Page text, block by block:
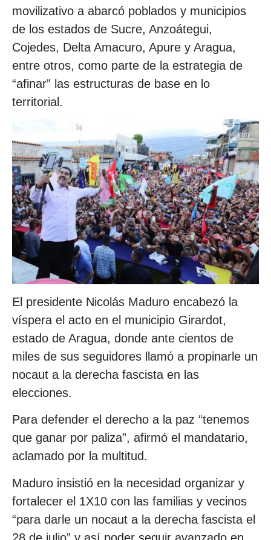
movilizativo a abarcó poblados y municipios
de los estados de Sucre, Anzoátegui,
Cojedes, Delta Amacuro, Apure y Aragua,
entre otros, como parte de la estrategia de
“afinar” las estructuras de base en lo
territorial.
El presidente Nicolás Maduro encabezó la
víspera el acto en el municipio Girardot,
estado de Aragua, donde ante cientos de
miles de sus seguidores llamó a propinarle un
nocaut a la derecha fascista en las
elecciones.
Para defender el derecho a la paz “tenemos
que ganar por paliza”, afirmó el mandatario,
aclamado por la multitud.
Maduro insistió en la necesidad organizar y
fortalecer el 1X10 con las familias y vecinos
“para darle un nocaut a la derecha fascista el